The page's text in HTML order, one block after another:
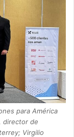
para América
director de
Virgilio